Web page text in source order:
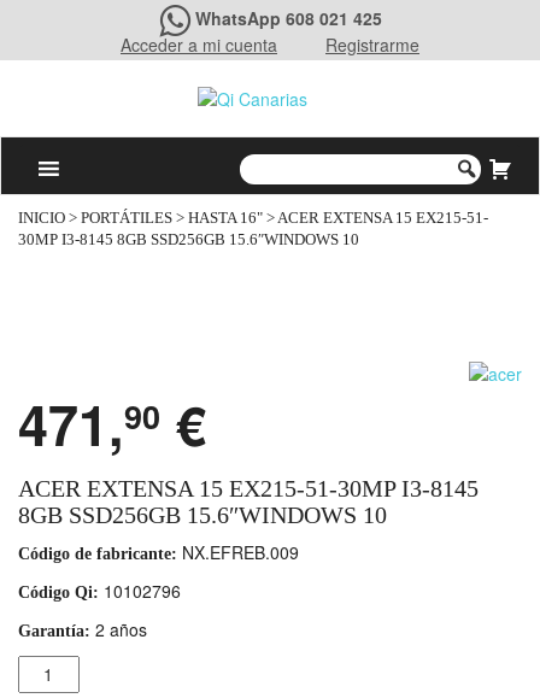
WhatsApp 608 021 425
Acceder a mi cuenta
Registrarme
INICIO > PORTÁTILES > HASTA 16" > ACER EXTENSA 15 EX215-51-
30MP I3-8145 8GB SSD256GB 15.6″WINDOWS 10
471,90 €
ACER EXTENSA 15 EX215-51-30MP I3-8145
8GB SSD256GB 15.6″WINDOWS 10
Código de fabricante: NX.EFREB.009
Código Qi: 10102796
Garantía: 2 años
Cantidad